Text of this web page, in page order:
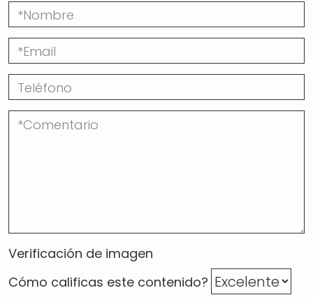
Verificación de imagen
Cómo calificas este contenido?